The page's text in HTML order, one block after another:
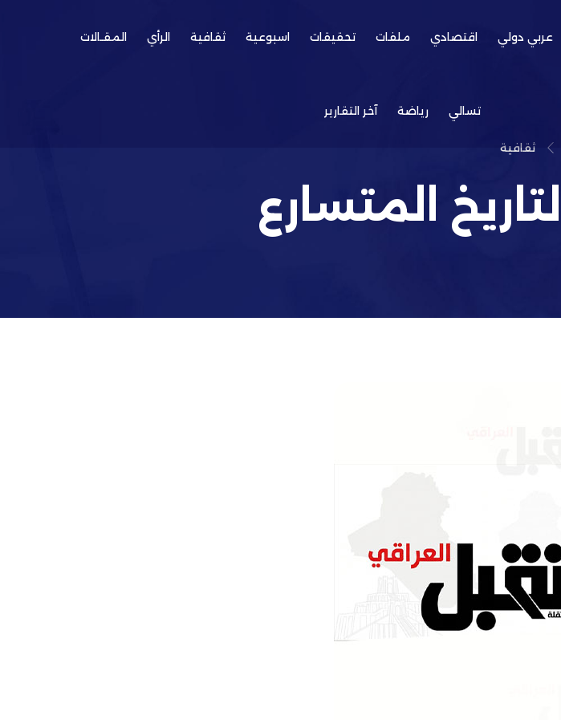
عربي دولي اقتصادي ملفات تحقيقات اسبوعية ثقافية الرأي المقـالات
تسالي رياضة آخر التقارير
ثقافية
المتسارع